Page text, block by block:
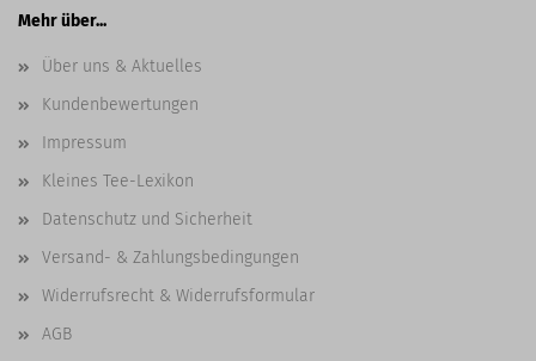
Mehr über...
Über uns & Aktuelles
Kundenbewertungen
Impressum
Kleines Tee-Lexikon
Datenschutz und Sicherheit
Versand- & Zahlungsbedingungen
Widerrufsrecht & Widerrufsformular
AGB